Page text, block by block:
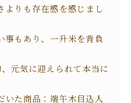
よりも存在感を感じまし
事もあり、一升米を背負
元気に迎えられて本当に
いた商品：端午木目込人